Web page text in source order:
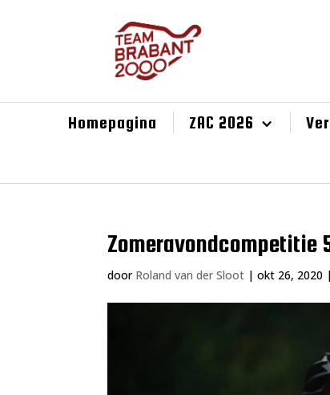
Homepagina ZAC 2026
Zomeravondcompetitie
door Roland van der Sloot |okt 26, 2020 |